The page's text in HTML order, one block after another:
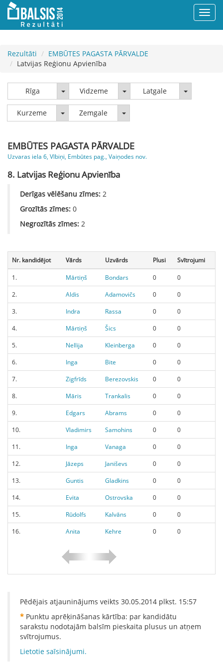
Rezultāti
EMBŪTES PAGASTA PĀRVALDE
Latvijas Reģionu Apvienība
Rīga Rīga Vidzeme VidzemeLatgale Latgale
Kurzeme KurzemeZemgale Zemgale
EMBŪTES PAGASTA PĀRVALDE
Uzvaras iela 6, Vībiņi, Embūtes pag., Vaiņodes nov.
8. Latvijas Reģionu Apvienība
Derīgas vēlēšanu zīmes: 2
Grozītās zīmes: 0
Negrozītās zīmes: 2
Nr. kandidējot Vārds Uzvārds Plusi Svītrojumi
1. Mārtiņš Bondars 0
0
2.
Aldis Adamovičs 0
0
3.
Indra Rassa 0
0
4.
Mārtiņš Šics 0
0
5.
Nellija Kleinberga 0
0
6.
Inga Bite 0
0
7.
Zigfrīds Berezovskis 0
0
8.
Māris Trankalis 0
0
9.
Edgars Abrams 0
0
10.
Vladimirs Samohins 0
0
11.
Inga Vanaga 0
0
12.
Jāzeps Janiševs 0
0
13.
Guntis Gladkins 0
0
14.
Evita Ostrovska 0
0
15.
Rūdolfs Kalvāns 0
0
16.
Anita Kehre 0 0
Pēdējais atjauninājums veikts 30.05.2014 plkst. 15:57
* Punktu aprēķināšanas kārtība: par kandidātu
sarakstu nodotajām balsīm pieskaita plusus un atņem
svītrojumus.
Lietotie saīsinājumi.